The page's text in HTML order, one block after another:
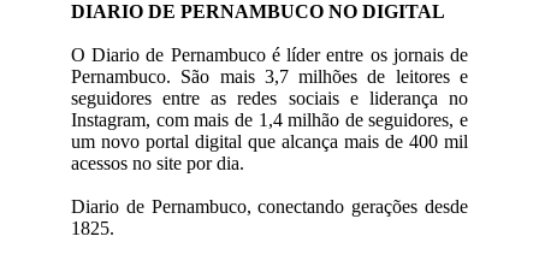
DIARIO DE PERNAMBUCO NO DIGITAL
O Diario de Pernambuco é líder entre os jornais de
Pernambuco. São mais 3,7 milhões de leitores e
seguidores entre as redes sociais e liderança no
Instagram, com mais de 1,4 milhão de seguidores, e
um novo portal digital que alcança mais de 400 mil
acessos no site por dia.
Diario de Pernambuco, conectando gerações desde
1825.